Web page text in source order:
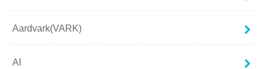
Aardvark(VARK)
AI